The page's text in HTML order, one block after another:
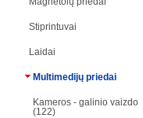
Stiprintuvai
Laidai
Multimedijų priedai
Kameros - galinio vaizdo
(122)